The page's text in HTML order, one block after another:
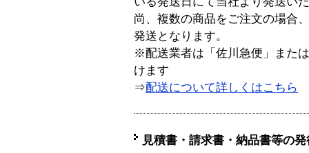
尚、複数の商品をご注文の場合
発送となります。
※配送業者は「佐川急便」また
けます
⇒配送について詳しくはこちら
見積書・請求書・納品書等の